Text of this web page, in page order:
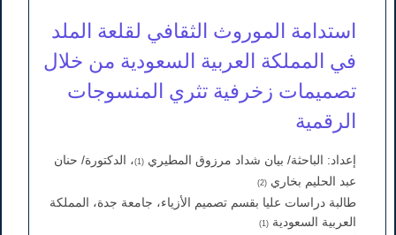
استدامة الموروث الثقافي لقلعة الملد
في المملكة العربية السعودية من خلال
تصميمات زخرفية تثري المنسوجات
الرقمية
إعداد: الباحثة/ بيان شداد مرزوق المطيري (1)
، الدكتورة/ حنان
عبد الحليم بخاري (2)
طالبة دراسات عليا بقسم تصميم الأزياء، جامعة جدة، المملكة
العربية السعودية (1)